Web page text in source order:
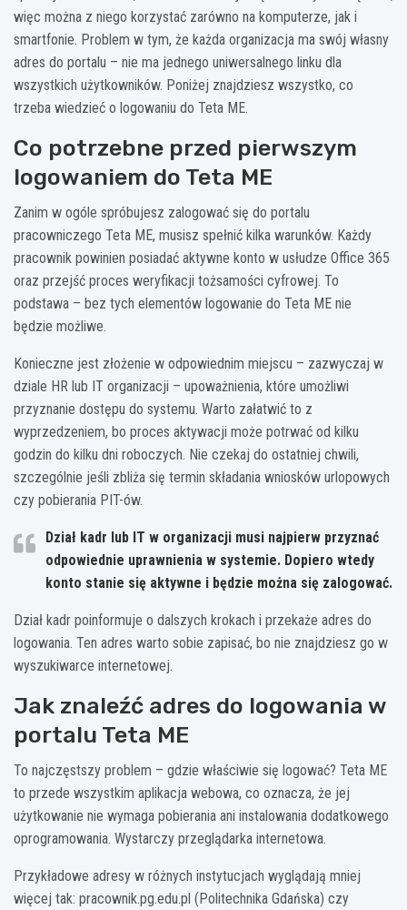
więc można z niego korzystać zarówno na komputerze, jak i
smartfonie. Problem w tym, że każda organizacja ma swój własny
adres do portalu – nie ma jednego uniwersalnego linku dla
wszystkich użytkowników. Poniżej znajdziesz wszystko, co
trzeba wiedzieć o logowaniu do Teta ME.
Co potrzebne przed pierwszym
logowaniem do Teta ME
Zanim w ogóle spróbujesz zalogować się do portalu
pracowniczego Teta ME, musisz spełnić kilka warunków. Każdy
pracownik powinien posiadać aktywne konto w usłudze Office 365
oraz przejść proces weryfikacji tożsamości cyfrowej. To
podstawa – bez tych elementów logowanie do Teta ME nie
będzie możliwe.
Konieczne jest złożenie w odpowiednim miejscu – zazwyczaj w
dziale HR lub IT organizacji – upoważnienia, które umożliwi
przyznanie dostępu do systemu. Warto załatwić to z
wyprzedzeniem, bo proces aktywacji może potrwać od kilku
godzin do kilku dni roboczych. Nie czekaj do ostatniej chwili,
szczególnie jeśli zbliża się termin składania wniosków urlopowych
czy pobierania PIT-ów.
Dział kadr lub IT w organizacji musi najpierw przyznać
odpowiednie uprawnienia w systemie. Dopiero wtedy
konto stanie się aktywne i będzie można się zalogować.
Dział kadr poinformuje o dalszych krokach i przekaże adres do
logowania. Ten adres warto sobie zapisać, bo nie znajdziesz go w
wyszukiwarce internetowej.
Jak znaleźć adres do logowania w
portalu Teta ME
To najczęstszy problem – gdzie właściwie się logować? Teta ME
to przede wszystkim aplikacja webowa, co oznacza, że jej
użytkowanie nie wymaga pobierania ani instalowania dodatkowego
oprogramowania. Wystarczy przeglądarka internetowa.
Przykładowe adresy w różnych instytucjach wyglądają mniej
więcej tak: pracownik.pg.edu.pl (Politechnika Gdańska) czy